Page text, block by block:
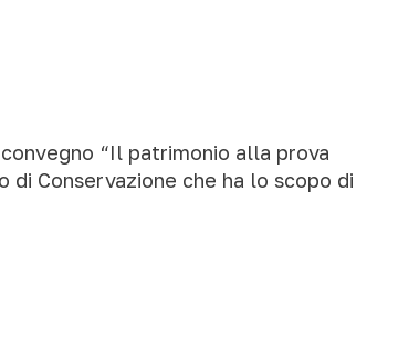
convegno “Il patrimonio alla prova
Conservazione che ha lo scopo di